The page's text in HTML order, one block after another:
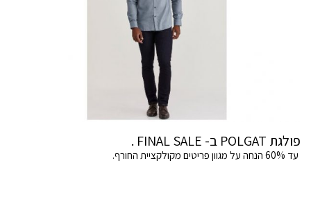
פולגת POLGAT ב- FINAL SALE .
עד 60% הנחה על מגוון פריטים מקולקציית החורף.